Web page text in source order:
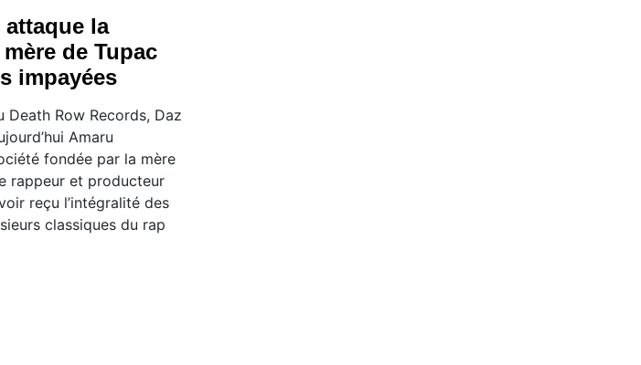
la
de Tupac
impayées
Death Row Records, Daz
Amaru
fondée par la mère
rappeur et producteur
reçu l’intégralité des
classiques du rap